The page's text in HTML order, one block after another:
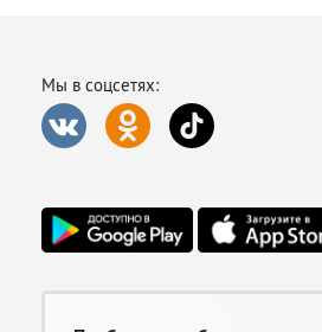
Краснодарского края
Мы в соцсетях: